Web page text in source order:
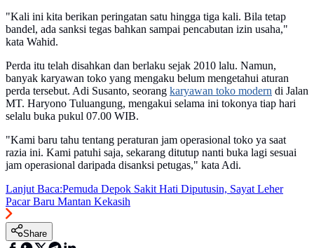
"Kali ini kita berikan peringatan satu hingga tiga kali. Bila tetap
bandel, ada sanksi tegas bahkan sampai pencabutan izin usaha,"
kata Wahid.
Perda itu telah disahkan dan berlaku sejak 2010 lalu. Namun,
banyak karyawan toko yang mengaku belum mengetahui aturan
perda tersebut. Adi Susanto, seorang karyawan toko modern di Jalan
MT. Haryono Tuluangung, mengakui selama ini tokonya tiap hari
selalu buka pukul 07.00 WIB.
"Kami baru tahu tentang peraturan jam operasional toko ya saat
razia ini. Kami patuhi saja, sekarang ditutup nanti buka lagi sesuai
jam operasional daripada disanksi petugas," kata Adi.
Lanjut Baca:Pemuda Depok Sakit Hati Diputusin, Sayat Leher
Pacar Baru Mantan Kekasih
Share